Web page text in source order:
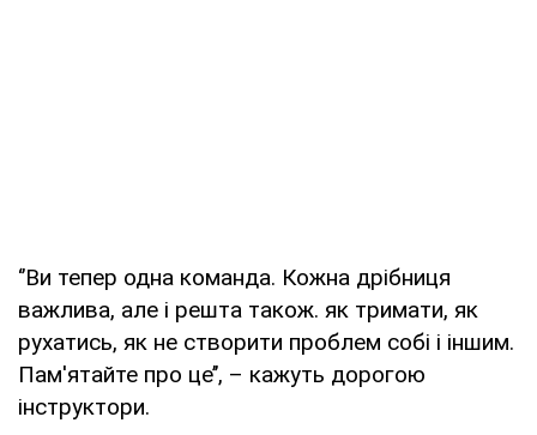
‘’Ви тепер одна команда. Кожна дрібниця
важлива, але і решта також. як тримати, як
рухатись, як не створити проблем собі і іншим.
Пам'ятайте про це’’, – кажуть дорогою
інструктори.